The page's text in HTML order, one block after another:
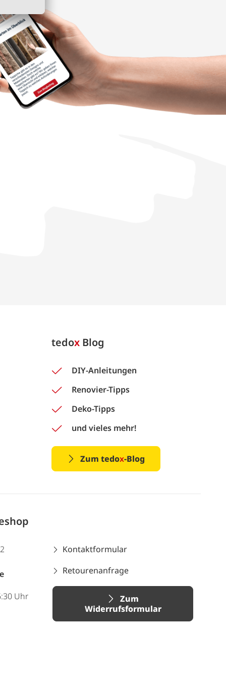
tedox Blog
DIY-Anleitungen
Renovier-Tipps
Deko-Tipps
und vieles mehr!
Zum tedox-Blog
Uhr
Kontaktformular
Retourenanfrage
Zum
Widerrufsformular